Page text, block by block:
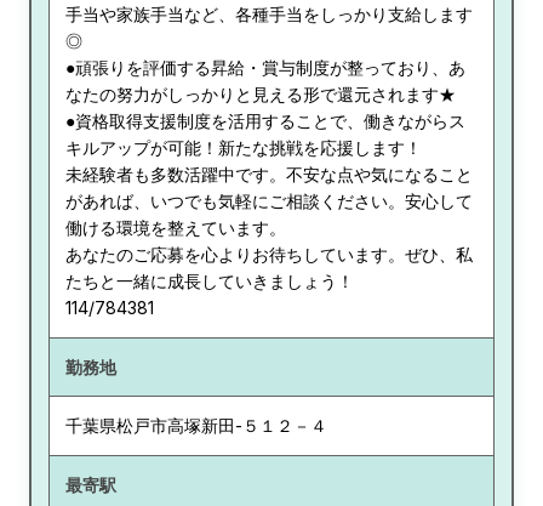
手当や家族手当など、各種手当をしっかり支給します
◎
●頑張りを評価する昇給・賞与制度が整っており、あ
なたの努力がしっかりと見える形で還元されます★
●資格取得支援制度を活用することで、働きながらス
キルアップが可能！新たな挑戦を応援します！
未経験者も多数活躍中です。不安な点や気になること
があれば、いつでも気軽にご相談ください。安心して
働ける環境を整えています。
あなたのご応募を心よりお待ちしています。ぜひ、私
たちと一緒に成長していきましょう！
114/784381
勤務地
千葉県松戸市高塚新田-５１２－４
最寄駅